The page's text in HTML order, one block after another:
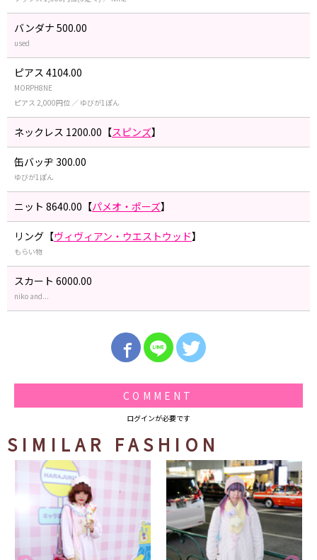
バンダナ 500.00
used
ピアス 4104.00
MORPH8NE
ピアス 2,000円位 ／ ゆびが1ぽん
ネックレス 1200.00【スピンズ】
缶バッヂ 300.00
ゆびが1ぽん
ニット 8640.00【パメオ・ポーズ】
リング【ヴィヴィアン・ウエストウッド】
もらい物
スカート 6000.00
niko and...
COMMENT
ログインが必要です
SIMILAR FASHION